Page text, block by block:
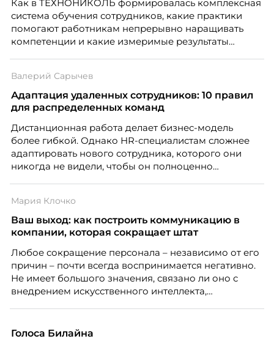
Как в ТЕХНОНИКОЛЬ формировалась комплексная
система обучения сотрудников, какие практики
помогают работникам непрерывно наращивать
компетенции и какие измеримые результаты
закупкам направления «Минеральная изоляция»
компании ТЕХНОНИКОЛЬ.
Валерий Сарычев
Адаптация удаленных сотрудников: 10 правил
для распределенных команд
Дистанционная работа делает бизнес-модель
более гибкой. Однако HR-специалистам сложнее
адаптировать нового сотрудника, которого они
никогда не видели, чтобы он полноценно
Мария Клочко
Ваш выход: как построить коммуникацию в
компании, которая сокращает штат
Любое сокращение персонала – независимо от его
причин – почти всегда воспринимается негативно.
Не имеет большого значения, связано ли оно с
внедрением искусственного интеллекта,
структуры компании. Для сотрудников сокращения
Голоса Билайна